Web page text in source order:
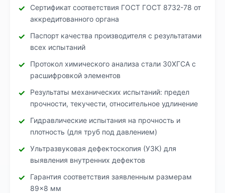
Сертификат соответствия ГОСТ ГОСТ 8732-78 от
аккредитованного органа
Паспорт качества производителя с результатами
всех испытаний
Протокол химического анализа стали 30ХГСА с
расшифровкой элементов
Результаты механических испытаний: предел
прочности, текучести, относительное удлинение
Гидравлические испытания на прочность и
плотность (для труб под давлением)
Ультразвуковая дефектоскопия (УЗК) для
выявления внутренних дефектов
Гарантия соответствия заявленным размерам
89×8 мм